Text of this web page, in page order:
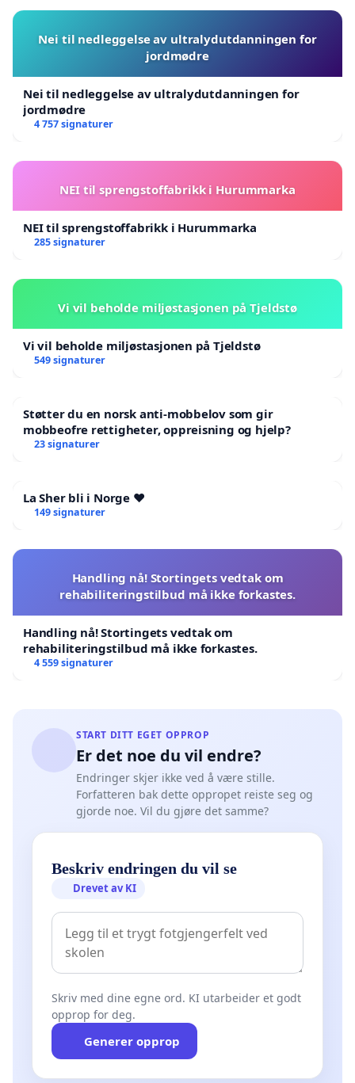
Nei til nedleggelse av ultralydutdanningen for
jordmødre
Nei til nedleggelse av ultralydutdanningen for
jordmødre
4 757 signaturer
NEI til sprengstoffabrikk i Hurummarka
NEI til sprengstoffabrikk i Hurummarka
285 signaturer
Vi vil beholde miljøstasjonen på Tjeldstø
Vi vil beholde miljøstasjonen på Tjeldstø
549 signaturer
Støtter du en norsk anti-mobbelov som gir
mobbeofre rettigheter, oppreisning og hjelp?
23 signaturer
La Sher bli i Norge ❤️
149 signaturer
Handling nå! Stortingets vedtak om
rehabiliteringstilbud må ikke forkastes.
Handling nå! Stortingets vedtak om
rehabiliteringstilbud må ikke forkastes.
4 559 signaturer
START DITT EGET OPPROP
Er det noe du vil endre?
Endringer skjer ikke ved å være stille.
Forfatteren bak dette oppropet reiste seg og
gjorde noe. Vil du gjøre det samme?
Beskriv endringen du vil se
Drevet av KI
Skriv med dine egne ord. KI utarbeider et godt
opprop for deg.
Generer opprop